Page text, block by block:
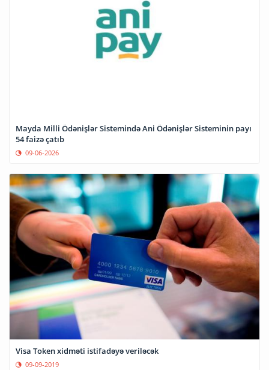
Mayda Milli Ödənişlər Sistemində Ani Ödənişlər Sisteminin payı
54 faizə çatıb
09-06-2026
Visa Token xidməti istifadəyə veriləcək
09-09-2019